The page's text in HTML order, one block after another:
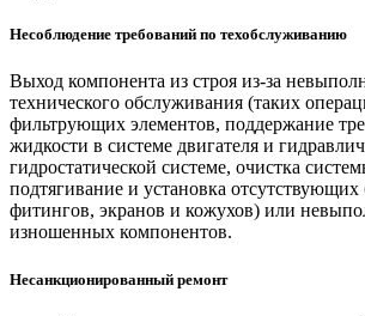
Несоблюдение требований по техобслуживанию
Выход компонента из строя из-за
технического обслуживания (таких
фильтрующих элементов, поддержание
жидкости в системе двигателя и
гидростатической системе, очистка
подтягивание и установка отсутствующих
фитингов, экранов и кожухов) или
изношенных компонентов.
Несанкционированный ремонт